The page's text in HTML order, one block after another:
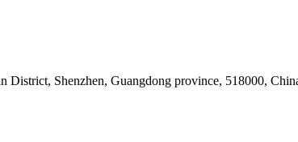
Shenzhen, Guangdong province, 518000,